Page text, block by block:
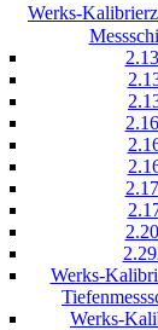
Werks-
Werks-
Werks-